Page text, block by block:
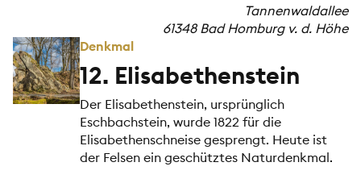
Tannenwaldallee
61348 Bad Homburg v. d. Höhe
Denkmal
12. Elisabethenstein
Der Elisabethenstein, ursprünglich
Eschbachstein, wurde 1822 für die
Elisabethenschneise gesprengt. Heute ist
der Felsen ein geschütztes Naturdenkmal.